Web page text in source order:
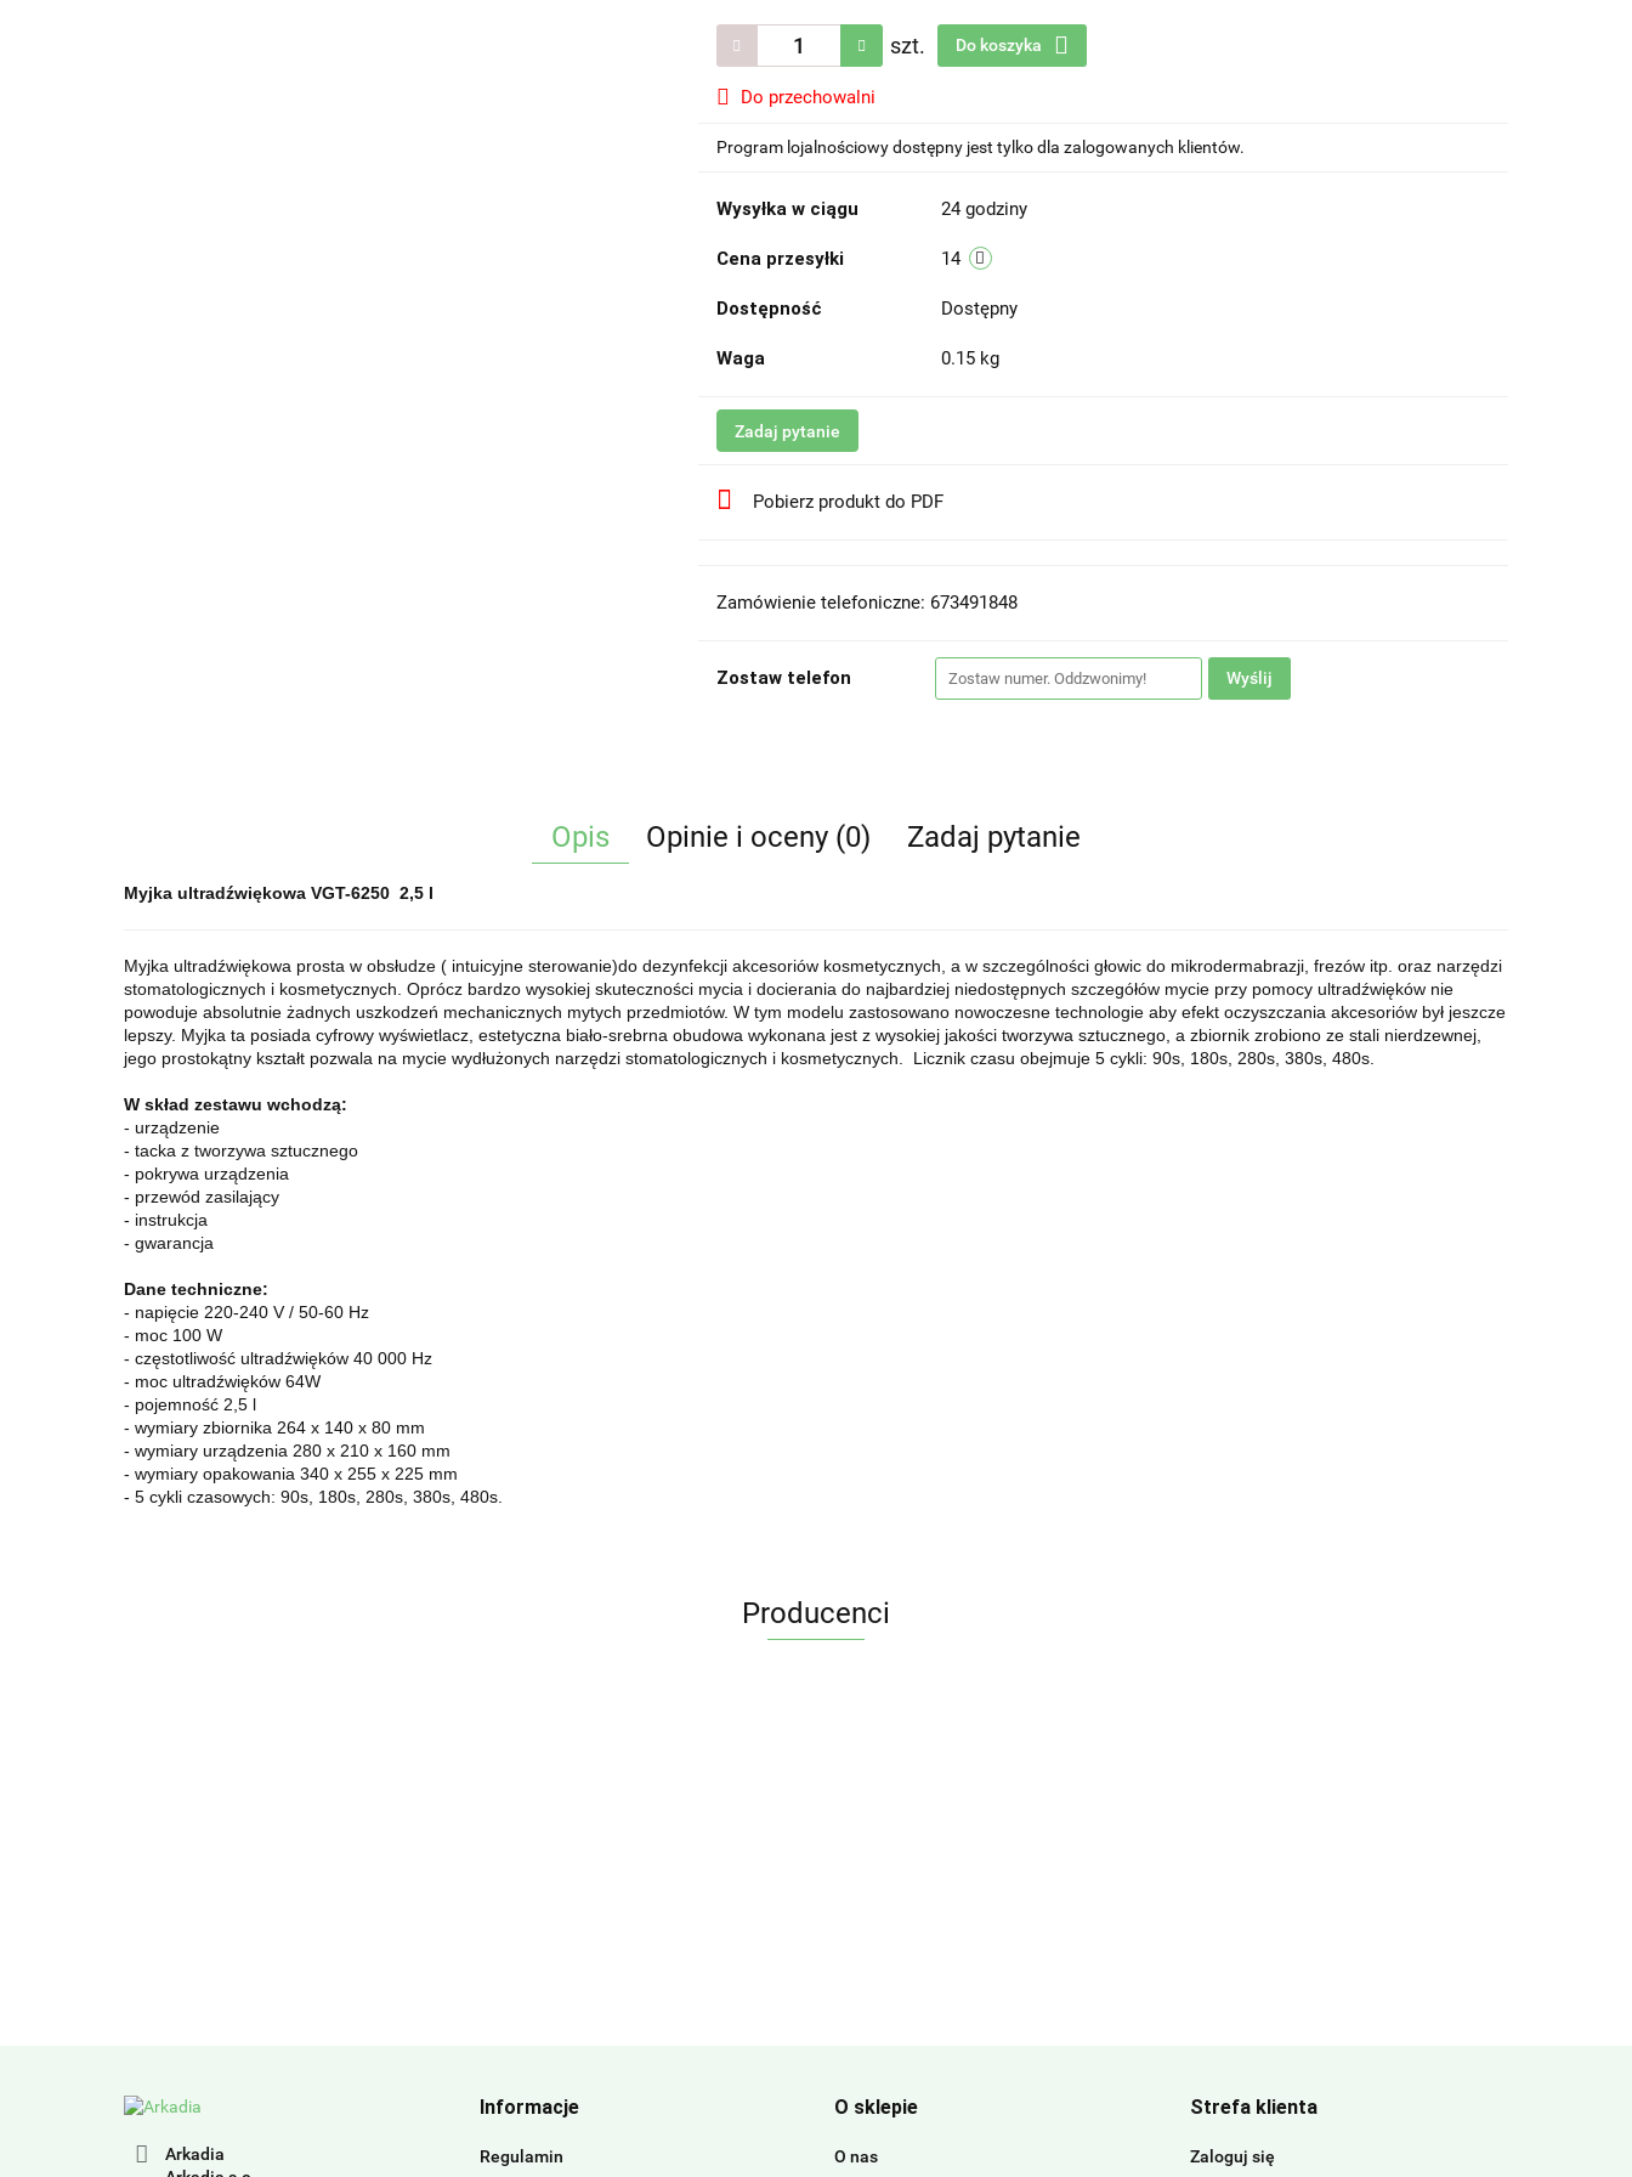
szt. Do koszyka
Do przechowalni
Program lojalnościowy dostępny jest tylko dla zalogowanych klientów.
Wysyłka w ciągu 24 godziny
Cena przesyłki 14
Dostępność Dostępny
Waga 0.15 kg
Zadaj pytanie
Pobierz produkt do PDF
Zamówienie telefoniczne: 673491848
Zostaw telefon Wyślij
Opis Opinie i oceny (0) Zadaj pytanie
Myjka ultradźwiękowa VGT-6250 2,5 l
Myjka ultradźwiękowa prosta w obsłudze ( intuicyjne sterowanie)do dezynfekcji akcesoriów kosmetycznych, a w szczególności głowic do mikrodermabrazji, frezów itp. oraz narzędzi
stomatologicznych i kosmetycznych. Oprócz bardzo wysokiej skuteczności mycia i docierania do najbardziej niedostępnych szczegółów mycie przy pomocy ultradźwięków nie
powoduje absolutnie żadnych uszkodzeń mechanicznych mytych przedmiotów. W tym modelu zastosowano nowoczesne technologie aby efekt oczyszczania akcesoriów był jeszcze
lepszy. Myjka ta posiada cyfrowy wyświetlacz, estetyczna biało-srebrna obudowa wykonana jest z wysokiej jakości tworzywa sztucznego, a zbiornik zrobiono ze stali nierdzewnej,
jego prostokątny kształt pozwala na mycie wydłużonych narzędzi stomatologicznych i kosmetycznych. Licznik czasu obejmuje 5 cykli: 90s, 180s, 280s, 380s, 480s.
W skład zestawu wchodzą:
- urządzenie
- tacka z tworzywa sztucznego
- pokrywa urządzenia
- przewód zasilający
- instrukcja
- gwarancja
Dane techniczne:
- napięcie 220-240 V / 50-60 Hz
- moc 100 W
- częstotliwość ultradźwięków 40 000 Hz
- moc ultradźwięków 64W
- pojemność 2,5 l
- wymiary zbiornika 264 x 140 x 80 mm
- wymiary urządzenia 280 x 210 x 160 mm
- wymiary opakowania 340 x 255 x 225 mm
- 5 cykli czasowych: 90s, 180s, 280s, 380s, 480s.
Producenci
Arkadia
Informacje
Regulamin
O sklepie
O nas
Strefa klienta
Zaloguj się